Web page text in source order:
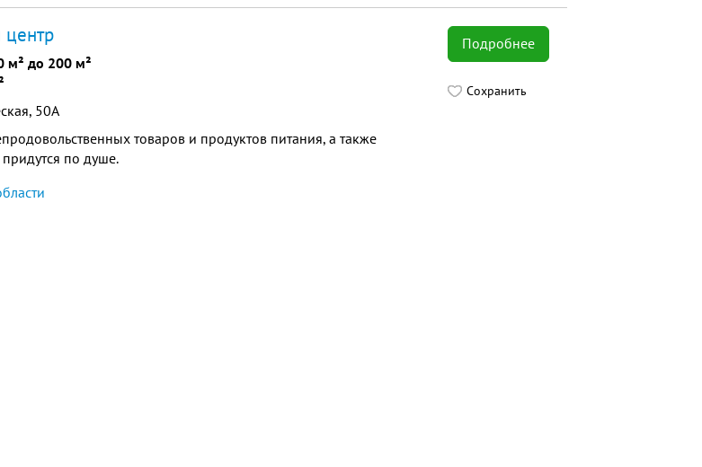
Подробнее
Сохранить
центр
м² до 200 м²
50А
товаров и продуктов питания, а также
по душе.